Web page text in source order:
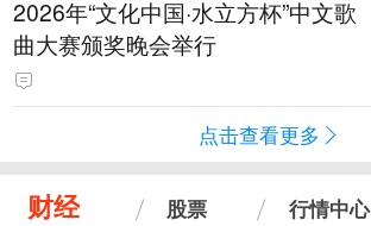
2026年“文化中国·水立方杯”中文歌
曲大赛颁奖晚会举行
点击查看更多
财经 股票 行情中心